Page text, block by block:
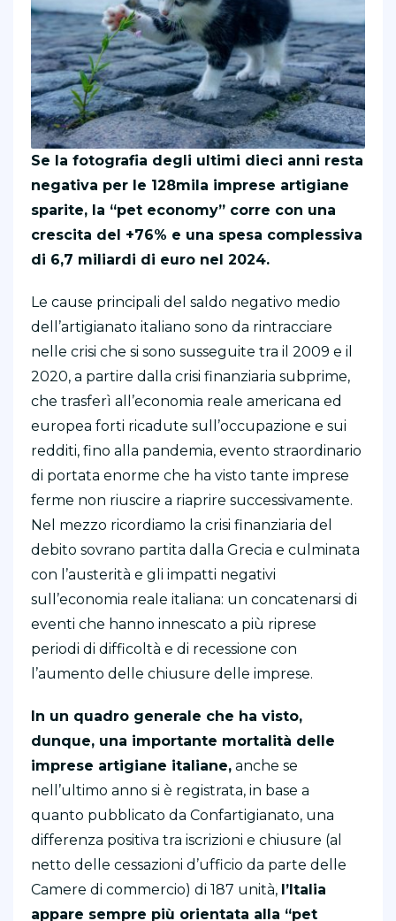
Se la fotografia degli ultimi dieci anni resta
negativa per le 128mila imprese artigiane
sparite, la “pet economy” corre con una
crescita del +76% e una spesa complessiva
di 6,7 miliardi di euro nel 2024.
Le cause principali del saldo negativo medio
dell’artigianato italiano sono da rintracciare
nelle crisi che si sono susseguite tra il 2009 e il
2020, a partire dalla crisi finanziaria subprime,
che trasferì all’economia reale americana ed
europea forti ricadute sull’occupazione e sui
redditi, fino alla pandemia, evento straordinario
di portata enorme che ha visto tante imprese
ferme non riuscire a riaprire successivamente.
Nel mezzo ricordiamo la crisi finanziaria del
debito sovrano partita dalla Grecia e culminata
con l’austerità e gli impatti negativi
sull’economia reale italiana: un concatenarsi di
eventi che hanno innescato a più riprese
periodi di difficoltà e di recessione con
l’aumento delle chiusure delle imprese.
In un quadro generale che ha visto,
dunque, una importante mortalità delle
imprese artigiane italiane, anche se
nell’ultimo anno si è registrata, in base a
quanto pubblicato da Confartigianato, una
differenza positiva tra iscrizioni e chiusure (al
netto delle cessazioni d’ufficio da parte delle
Camere di commercio) di 187 unità, l’Italia
appare sempre più orientata alla “pet